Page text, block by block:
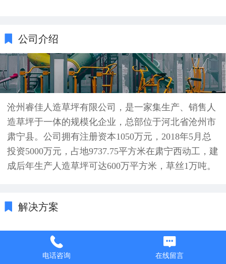
公司介绍
沧州睿佳人造草坪有限公司，是一家集生产、销售人
造草坪于一体的规模化企业，总部位于河北省沧州市
肃宁县。公司拥有注册资本1050万元，2018年5月总
投资5000万元，占地9737.75平方米在肃宁西动工，建
成后年生产人造草坪可达600万平方米，草丝1万吨。
解决方案
电话咨询 在线留言